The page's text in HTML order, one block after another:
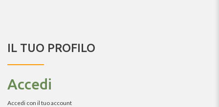
IL TUO PROFILO
Accedi
Accedi con il tuo account